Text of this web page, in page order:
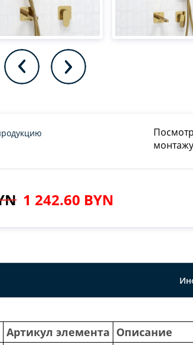
1 242.60 BYN
Артикул элемента Описание